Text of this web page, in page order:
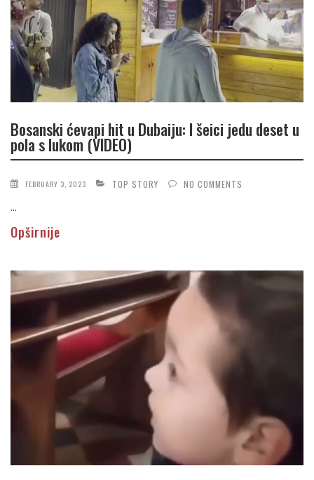
Bosanski ćevapi hit u Dubaiju: I šeici jedu deset u
pola s lukom (VIDEO)
FEBRUARY 3, 2023 TOP STORY NO COMMENTS
...
Opširnije